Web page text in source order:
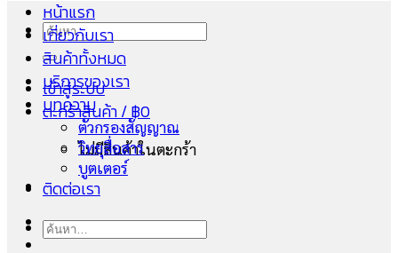
ค้นหา:
เข้าสู่ระบบ
ตะกร้าสินค้า /฿0
ไม่มีสินค้าในตะกร้า
หน้าแรก
เกี่ยวกับเรา
สินค้าทั้งหมด
บริการของเรา
บทความ
ตัวกรองสัญญาณ
วิทยุสื่อสาร
บูตเตอร์
ติดต่อเรา
ค้นหา: